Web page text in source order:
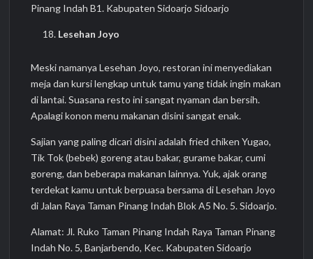
Pinang Indah B1. Kabupaten Sidoarjo Sidoarjo
Lesehan Joyo
Meski namanya Lesehan Joyo, restoran ini menyediakan
meja dan kursi lengkap untuk tamu yang tidak ingin makan
di lantai. Suasana resto ini sangat nyaman dan bersih.
Apalagi konon menu makanan disini sangat enak.
Sajian yang paling dicari disini adalah fried chiken Yugao,
Tik Tok (bebek) goreng atau bakar, gurame bakar, cumi
goreng, dan beberapa makanan lainnya. Yuk, ajak orang
terdekat kamu untuk berpuasa bersama di Lesehan Joyo
di Jalan Raya Taman Pinang Indah Blok A5 No. 5. Sidoarjo.
Alamat: Jl. Ruko Taman Pinang Indah Raya Taman Pinang
Indah No. 5, Banjarbendo, Kec. Kabupaten Sidoarjo